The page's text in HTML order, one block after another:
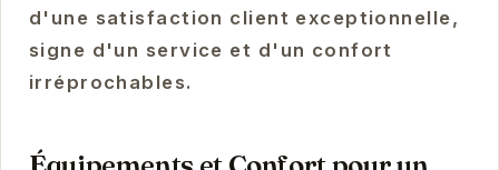
d'une satisfaction client exceptionnelle,
signe d'un service et d'un confort
irréprochables.